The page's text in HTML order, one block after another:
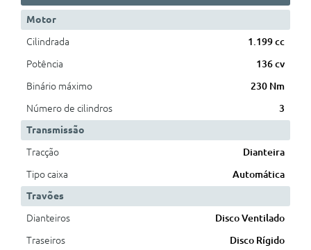
Motor
Cilindrada
1.199 cc
Potência
136 cv
Binário máximo
230 Nm
Número de cilindros
3
Transmissão
Tracção
Dianteira
Tipo caixa
Automática
Travões
Dianteiros
Disco Ventilado
Traseiros
Disco Rígido